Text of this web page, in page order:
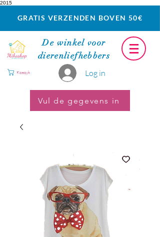
2015
GRATIS VERZENDEN BOVEN 50€
De winkel voor
dierenliefhebbers
Log in
Koszyk
Vul de gegevens in